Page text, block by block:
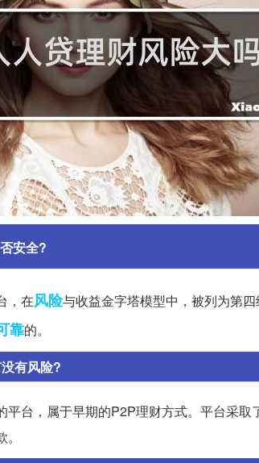
安全?
，在风险与收益金字塔模型中，被列为第
靠的。
有风险?
平台，属于早期的P2P理财方式。平台采